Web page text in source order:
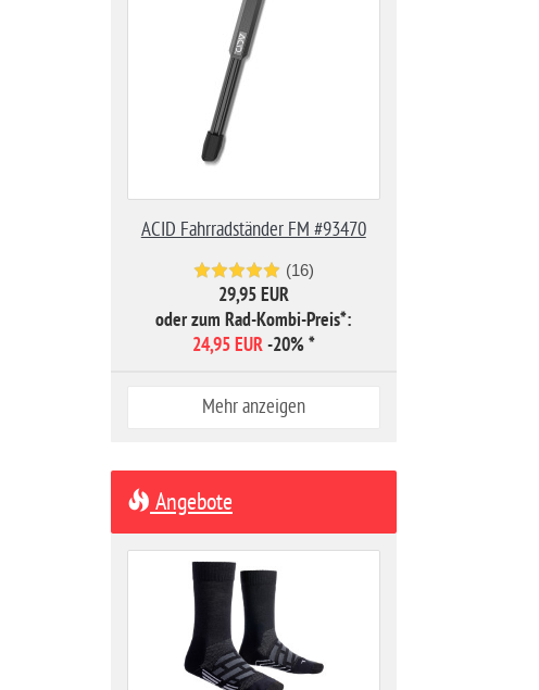
ACID Fahrradständer FM #93470
(16)
29,95 EUR
oder zum Rad-Kombi-Preis*:
24,95 EUR-20%*
Mehr anzeigen
Angebote